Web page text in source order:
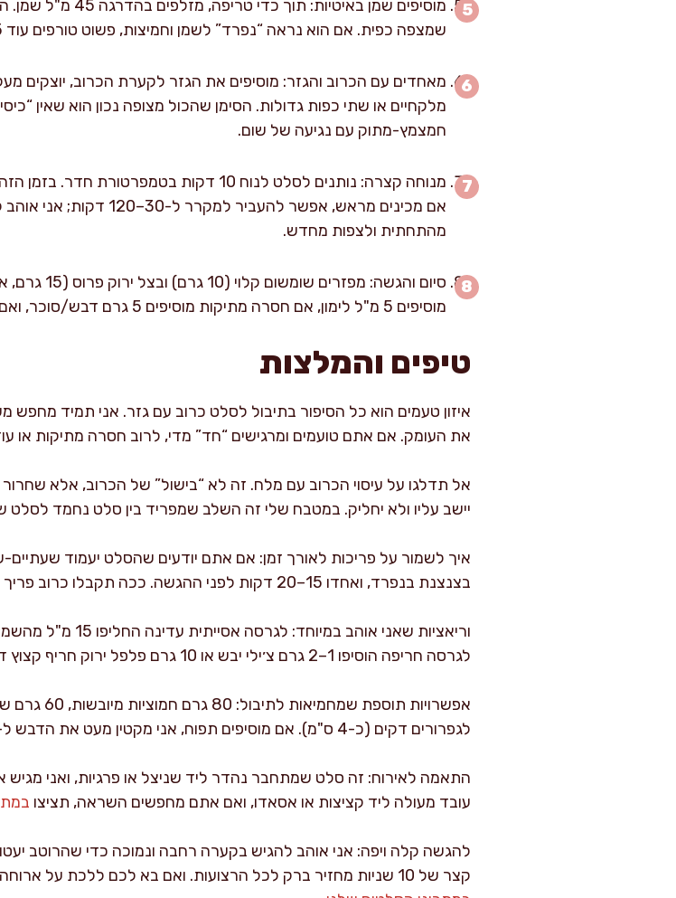
מוסיפים שמן
שמצפה כפית. אם הוא נראה “נפרד” לשמן וחמיצות, פשוט טורפים עוד 15–20 שניות עד שהוא מתאחד.
מלקחיים או שתי כפות גדולות. הסימן שהכול מצופה נכון הוא שאין
חמצמץ-מתוק עם נגיעה של שום.
מנוחה קצרה: נותנים לסלט לנוח 10 דקות
אם מכינים מראש, אפשר
מהתחתית ולצפות מחדש.
סיום והגשה:
מוסיפים 5 מ"ל לימון, אם חסרה מתיקות מוסיפים 5 גרם דבש/סוכר, ואם חסר “עומק” מוסיפים קורט מלח קטן (1 גרם).
טיפים והמלצות
איזון טעמים הוא כל הסיפור בתיבול לסלט כרוב עם גזר. אני תמיד מחפש
את העומק. אם אתם טועמים ומרגישים “חד” מדי, לרוב חסרה מתיקות או
אל תדלגו על עיסוי הכרוב עם מלח. זה לא “בישול” של הכרוב, אלא
יישב עליו ולא יחליק. במטבח שלי זה השלב שמפריד בין סלט נחמד לסלט
איך לשמור על פריכות לאורך זמן: אם אתם יודעים שהסלט יעמוד
בצנצנת בנפרד, ואחדו 15–20 דקות לפני ההגשה. ככה תקבלו כרוב פריך אבל “מתובל עד הסוף”.
לגרסה חריפה הוסיפו 1–2 גרם צ׳ילי יבש או 10 גרם פלפל ירוק חריף קצוץ דק.
לגפרורים דקים (כ-4 ס"מ). אם מוסיפים תפוח, אני מקטין מעט את הדבש ל-10 גרם כדי לא להגזים במתיקות.
התאמה לאירוח: זה סלט שמתחבר נהדר ליד שניצל או פרגיות, ואני מגיש
עובד מעולה ליד קציצות או אסאדו, ואם אתם מחפשים השראה, תציצו
להגשה קלה ויפה: אני אוהב להגיש בקערה רחבה ונמוכה כדי שהרוטב
קצר של 10 שניות מחזיר ברק לכל הרצועות. ואם בא לכם ללכת על ארוחה קלילה, זה משתלב טבעי עם עוד ירקות מהירים